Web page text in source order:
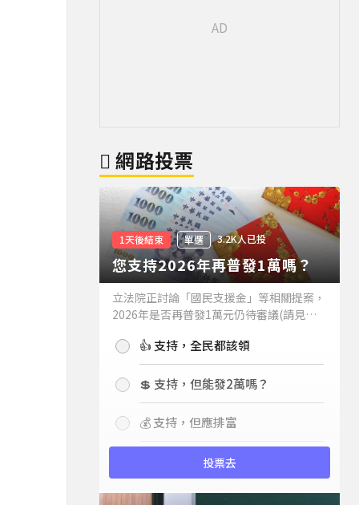
網路投票
1天後結束 單選 3.2K人已投
您支持2026年再普發1萬嗎？
立法院正討論「國民支援金」等相關提案，
2026年是否再普發1萬元仍待審議(請見下
持嗎？👍 支持，全民都該領
💲 支持，但能發2萬嗎？
💰 支持，但應排富
投票去